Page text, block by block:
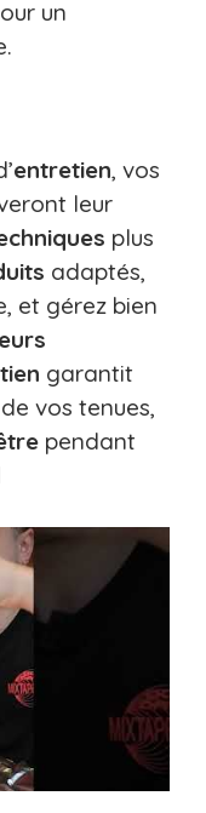
un
entretien, vos
leur
plus
adaptés,
et gérez bien
garantit
de vos tenues,
pendant